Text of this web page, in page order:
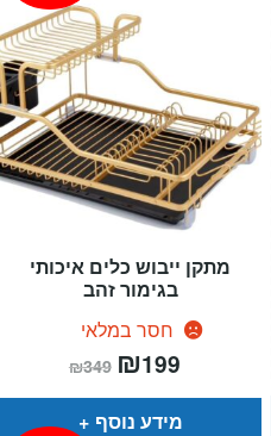
מתקן ייבוש כלים איכותי
בגימור זהב
חסר במלאי
₪349 המחיר
המקורי
היה:
₪349.
₪199
הוא:
מידע נוסף